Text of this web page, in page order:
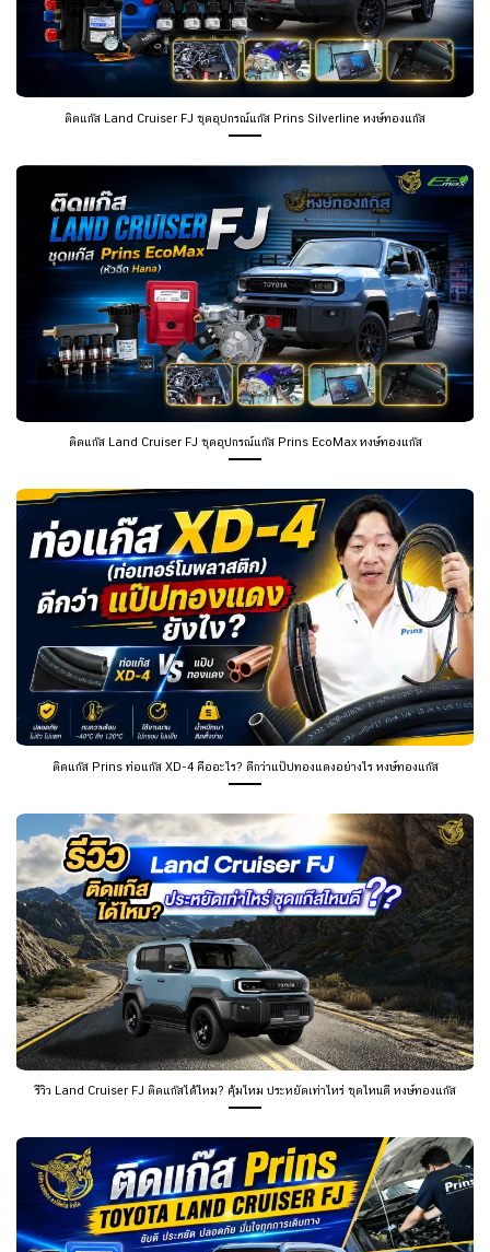
ติดแก๊ส Land Cruiser FJ ชุดอุปกรณ์แก๊ส Prins Silverline หงษ์ทองแก๊ส
ติดแก๊ส Land Cruiser FJ ชุดอุปกรณ์แก๊ส Prins EcoMax หงษ์ทองแก๊ส
ติดแก๊ส Prins ท่อแก๊ส XD-4 คืออะไร? ดีกว่าแป๊ปทองแดงอย่างไร หงษ์ทองแก๊ส
รีวิว Land Cruiser FJ ติดแก๊สได้ไหม? คุ้มไหม ประหยัดเท่าไหร่ ชุดไหนดี หงษ์ทองแก๊ส